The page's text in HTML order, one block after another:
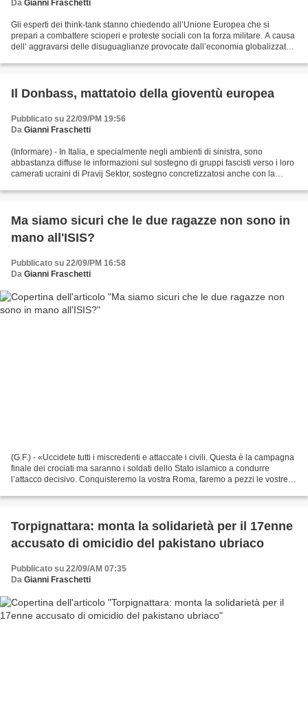
Da Gianni Fraschetti
Gli esperti dei think-tank stanno chiedendo all’Unione Europea che si
prepari a combattere scioperi e proteste sociali con la forza militare. A causa
dell’ aggravarsi delle disuguaglianze provocate dall’economia globalizzata
Il Donbass, mattatoio della gioventù europea
Pubblicato su 22/09/PM 19:56
Da Gianni Fraschetti
(Informare) - In Italia, e specialmente negli ambienti di sinistra, sono
abbastanza diffuse le informazioni sul sostegno di gruppi fascisti verso i loro
camerati ucraini di Pravij Sektor, sostegno concretizzatosi anche con la
Ma siamo sicuri che le due ragazze non sono in
mano all'ISIS?
Pubblicato su 22/09/PM 16:58
Da Gianni Fraschetti
(G.F.) - «Uccidete tutti i miscredenti e attaccate i civili. Questa è la campagna
finale dei crociati ma saranno i soldati dello Stato islamico a condurre
l’attacco decisivo. Conquisteremo la vostra Roma, faremo a pezzi le vostre
Torpignattara: monta la solidarietà per il 17enne
accusato di omicidio del pakistano ubriaco
Pubblicato su 22/09/AM 07:35
Da Gianni Fraschetti